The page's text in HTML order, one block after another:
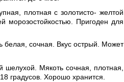
плотная с золотисто- желтой
морозостойкостью. Пригоден для
белая, сочная. Вкус острый. Может
шелухой. Мякоть сочная, плотная,
градусов. Хорошо хранится.